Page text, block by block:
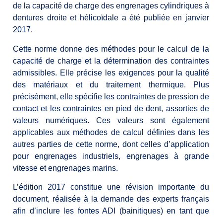
de la capacité de charge des engrenages cylindriques à
dentures droite et hélicoïdale a été publiée en janvier
2017.
Cette norme donne des méthodes pour le calcul de la
capacité de charge et la détermination des contraintes
admissibles. Elle précise les exigences pour la qualité
des matériaux et du traitement thermique. Plus
précisément, elle spécifie les contraintes de pression de
contact et les contraintes en pied de dent, assorties de
valeurs numériques. Ces valeurs sont également
applicables aux méthodes de calcul définies dans les
autres parties de cette norme, dont celles d’application
pour engrenages industriels, engrenages à grande
vitesse et engrenages marins.
L’édition 2017 constitue une révision importante du
document, réalisée à la demande des experts français
afin d’inclure les fontes ADI (bainitiques) en tant que